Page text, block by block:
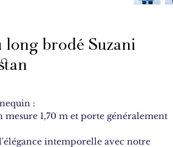
long brodé Suzani
:
mesure 1,70 m et porte généralement
intemporelle avec notre